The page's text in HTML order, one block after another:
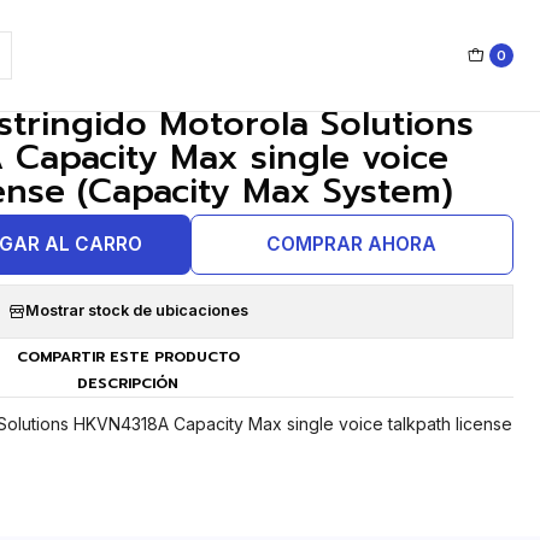
0
Motorola Solutions
Capacity Max single voice
(Capacity Max System)
AL CARRO COMPRAR AHORA
Mostrar stock de ubicaciones
COMPARTIR ESTE PRODUCTO
DESCRIPCIÓN
HKVN4318A Capacity Max single voice talkpath license